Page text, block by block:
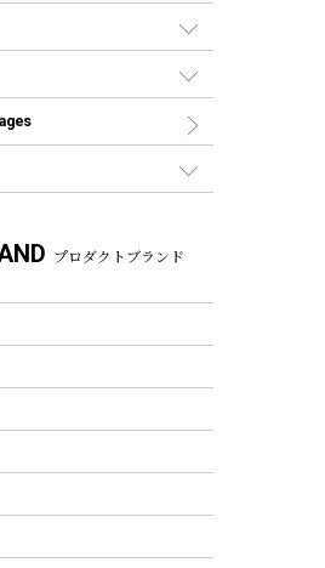
プロダクトブランド